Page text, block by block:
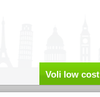
Voli low cost